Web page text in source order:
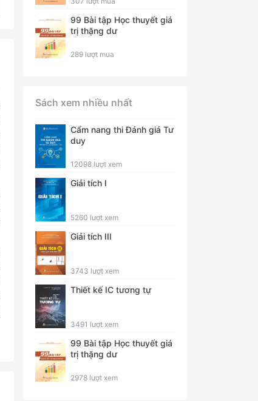
99 Bài tập Học thuyết giá
trị thặng dư
289 lượt mua
Sách xem nhiều nhất
Cẩm nang thi Đánh giá Tư
duy
12098 lượt xem
Giải tích I
5260 lượt xem
Giải tích III
3743 lượt xem
Thiết kế IC tương tự
3491 lượt xem
99 Bài tập Học thuyết giá
trị thặng dư
2978 lượt xem